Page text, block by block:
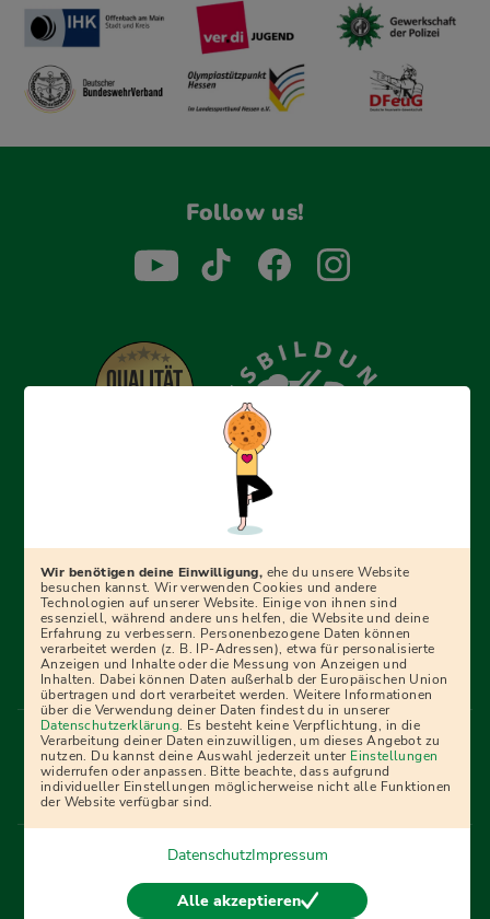
Follow us!
Erfolgreich bewerben mit Ausbildungspark: Wir
begleiten dich Schritt für Schritt bei deinem Start in den
Ratgebern und Prüfungspaketen, interaktiven
Videokursen und vielem mehr. Für alle, die was werden
wollen!
Menü Fußleiste
Impressum Bildquellen Presse
Mediadaten
Partner
AGB Datenschutz
Widerrufsbelehrung
Bestellung
Affiliate Partner Cookies
Vertrag widerrufen
Wir benötigen deine Einwilligung, ehe du unsere Website
besuchen kannst. Wir verwenden Cookies und andere
Technologien auf unserer Website. Einige von ihnen sind
essenziell, während andere uns helfen, die Website und deine
Erfahrung zu verbessern. Personenbezogene Daten können
verarbeitet werden (z. B. IP-Adressen), etwa für personalisierte
Anzeigen und Inhalte oder die Messung von Anzeigen und
Inhalten. Dabei können Daten außerhalb der Europäischen Union
übertragen und dort verarbeitet werden. Weitere Informationen
über die Verwendung deiner Daten findest du in unserer
Datenschutzerklärung. Es besteht keine Verpflichtung, in die
Verarbeitung deiner Daten einzuwilligen, um dieses Angebot zu
nutzen. Du kannst deine Auswahl jederzeit unter Einstellungen
widerrufen oder anpassen. Bitte beachte, dass aufgrund
individueller Einstellungen möglicherweise nicht alle Funktionen
der Website verfügbar sind.
DatenschutzImpressum
Alle akzeptieren